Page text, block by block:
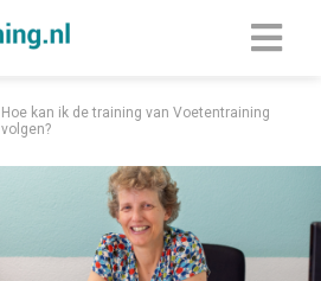
Hoe kan ik de training van Voetentraining
volgen?